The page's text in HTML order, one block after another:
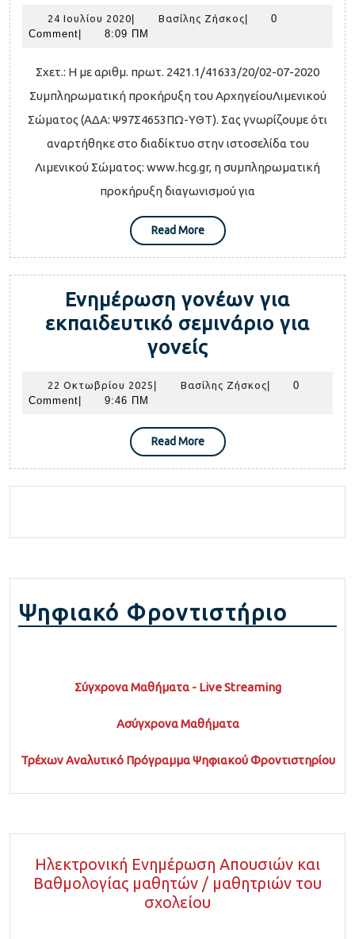
την
εισαγωγή
ιδιωτών
στις
Σχολές
Δοκίμων
ΕΛ.ΑΚΤ.
Δοκίμων
ακαδημαϊκό
Εξετάσεων
24 Ιουλίου 202024
Ιουλίου
| Βασίλης ΖήσκοςΒασίλης
|
0
Comment| 8:09 ΠΜ
Σχετ.: Η με αριθμ. πρωτ. 2421.1/41633/20/02-07-2020
Συμπληρωματική προκήρυξη του ΑρχηγείουΛιμενικού
Σώματος (ΑΔΑ: Ψ97Σ4653ΠΩ-ΥΘΤ). Σας γνωρίζουμε ότι
αναρτήθηκε στο διαδίκτυο στην ιστοσελίδα του
Λιμενικού Σώματος: www.hcg.gr, η συμπληρωματική
προκήρυξη διαγωνισμού για
Read MoreRead
More
Ενημέρωση γονέων για
εκπαιδευτικό σεμινάριο για
γονείςΕνημέρωση
για
σεμινάριο
για
γονείς
22 Οκτωβρίου 2025 22
| Βασίλης ΖήσκοςΒασίλης
|
0
Comment| 9:46 ΠΜ
Read MoreRead
More
Ψηφιακό Φροντιστήριο
Σύγχρονα Μαθήματα - Live Streaming
Ασύγχρονα Μαθήματα
Τρέχων Αναλυτικό Πρόγραμμα Ψηφιακού Φροντιστηρίου
Ηλεκτρονική Ενημέρωση Απουσιών και
Βαθμολογίας μαθητών / μαθητριών του
σχολείου